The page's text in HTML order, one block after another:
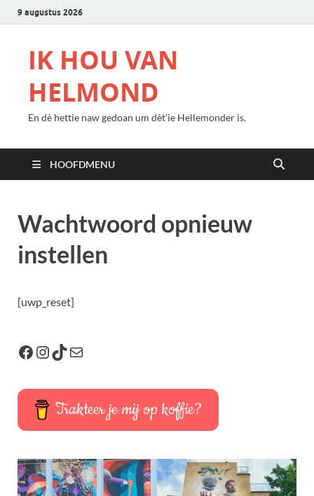
9 augustus 2026
IK HOU VAN
HELMOND
En dè hettie naw gedoan um dèt’ie Hellemonder is.
HOOFDMENU
Wachtwoord opnieuw
instellen
[uwp_reset]
Trakteer je mij op koffie?